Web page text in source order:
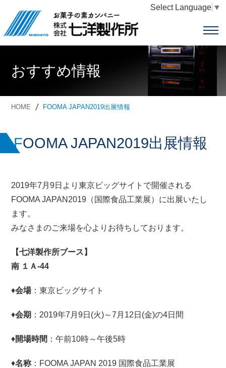
Select Language ▼
おすすめ情報
HOME FOOMA JAPAN2019出展情報
FOOMA JAPAN2019出展情報
2019年7月9日より東京ビッグサイトで開催される
FOOMA JAPAN2019（国際食品工業展）に出展いたし
ます。
みなさまのご来場を心よりお待ちしております。
【七洋製作所ブース】
南 １Ａ-44
♦会場：東京ビッグサイト
♦会期 ：2019年7月9日(火)～7月12日(金)の4日間
♦開場時間 ：午前10時～午後5時
♦名称 ：FOOMA JAPAN 2019 国際食品工業展